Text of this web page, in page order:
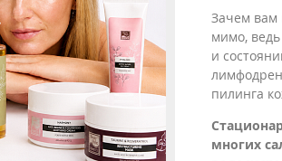
Зачем вам
мимо,
и
пилинга
многих